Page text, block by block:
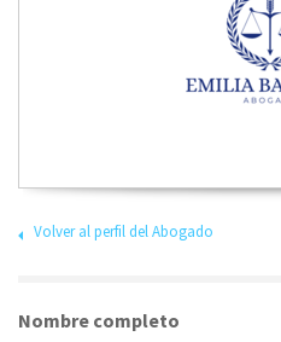
Volver al perfil del Abogado
Nombre completo